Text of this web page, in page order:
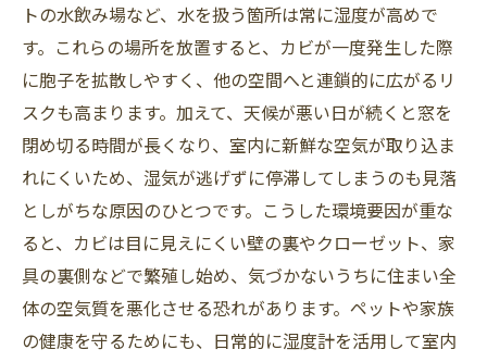
トの水飲み場など、水を扱う箇所は常に湿度が高めで
す。これらの場所を放置すると、カビが一度発生した際
に胞子を拡散しやすく、他の空間へと連鎖的に広がるリ
スクも高まります。加えて、天候が悪い日が続くと窓を
閉め切る時間が長くなり、室内に新鮮な空気が取り込ま
れにくいため、湿気が逃げずに停滞してしまうのも見落
としがちな原因のひとつです。こうした環境要因が重な
ると、カビは目に見えにくい壁の裏やクローゼット、家
具の裏側などで繁殖し始め、気づかないうちに住まい全
体の空気質を悪化させる恐れがあります。ペットや家族
の健康を守るためにも、日常的に湿度計を活用して室内